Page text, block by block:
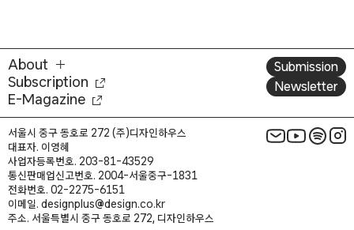
About
Subscription
E-Magazine
Submission
Newsletter
서울시 중구 동호로 272 (주)디자인하우스
대표자. 이영혜
사업자등록번호. 203-81-43529
통신판매업신고번호. 2004-서울중구-1831
전화번호. 02-2275-6151
이메일. designplus@design.co.kr
주소. 서울특별시 중구 동호로 272, 디자인하우스